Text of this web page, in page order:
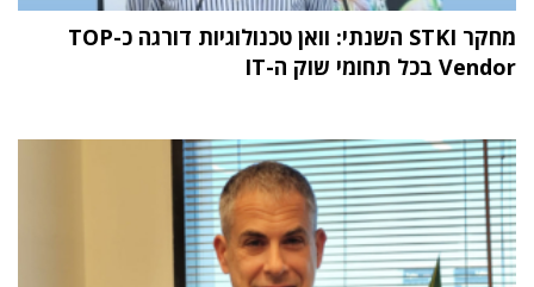
מחקר STKI השנתי: וואן טכנולוגיות דורגה כ-TOP
Vendor בכל תחומי שוק ה-IT